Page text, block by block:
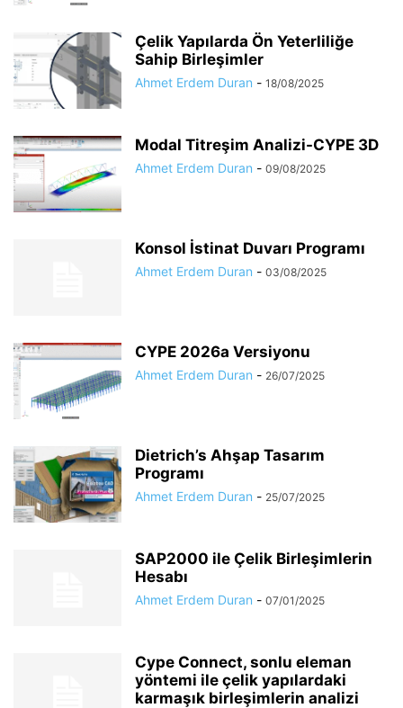
Çelik Yapılarda Ön Yeterliliğe
Sahip Birleşimler
Ahmet Erdem Duran - 18/08/2025
Modal Titreşim Analizi-CYPE 3D
Ahmet Erdem Duran - 09/08/2025
Konsol İstinat Duvarı Programı
Ahmet Erdem Duran - 03/08/2025
CYPE 2026a Versiyonu
Ahmet Erdem Duran - 26/07/2025
Dietrich’s Ahşap Tasarım
Programı
Ahmet Erdem Duran - 25/07/2025
SAP2000 ile Çelik Birleşimlerin
Hesabı
Ahmet Erdem Duran - 07/01/2025
Cype Connect, sonlu eleman
yöntemi ile çelik yapılardaki
karmaşık birleşimlerin analizi